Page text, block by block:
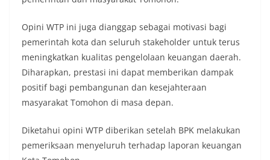
Opini WTP ini juga dianggap sebagai motivasi bagi
pemerintah kota dan seluruh stakeholder untuk terus
meningkatkan kualitas pengelolaan keuangan daerah.
Diharapkan, prestasi ini dapat memberikan dampak
positif bagi pembangunan dan kesejahteraan
masyarakat Tomohon di masa depan.
Diketahui opini WTP diberikan setelah BPK melakukan
pemeriksaan menyeluruh terhadap laporan keuangan